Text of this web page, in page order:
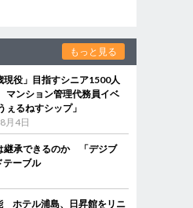
もっと見る
現役」目指すシニア1500人
ンション管理代務員イベ
ぇるねすシップ」
月4日
継承できるのか 「デジブ
テーブル
ホテル浦島、日昇館をリニ